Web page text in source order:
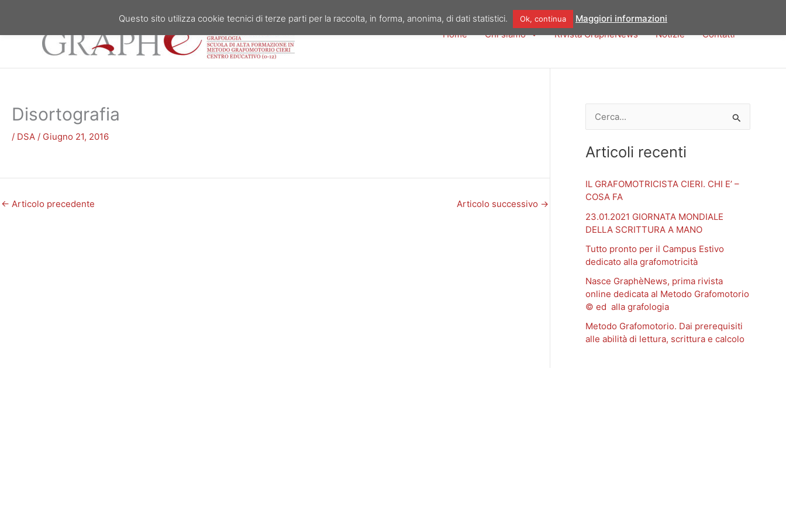
contenuto
Home Chi siamo Rivista GraphèNews Notizie Contatti
Disortografia
/ DSA / Giugno 21, 2016
← Articolo precedente Articolo successivo →
r
a
Articoli recenti
IL GRAFOMOTRICISTA CIERI. CHI E’ –
COSA FA
23.01.2021 GIORNATA MONDIALE
DELLA SCRITTURA A MANO
Tutto pronto per il Campus Estivo
dedicato alla grafomotricità
Nasce GraphèNews, prima rivista
online dedicata al Metodo Grafomotorio
© ed alla grafologia
Metodo Grafomotorio. Dai prerequisiti
alle abilità di lettura, scrittura e calcolo
Questo sito utilizza cookie tecnici di terze parti per la raccolta, in forma, anonima, di dati statistici. Ok, continua Maggiori informazioni